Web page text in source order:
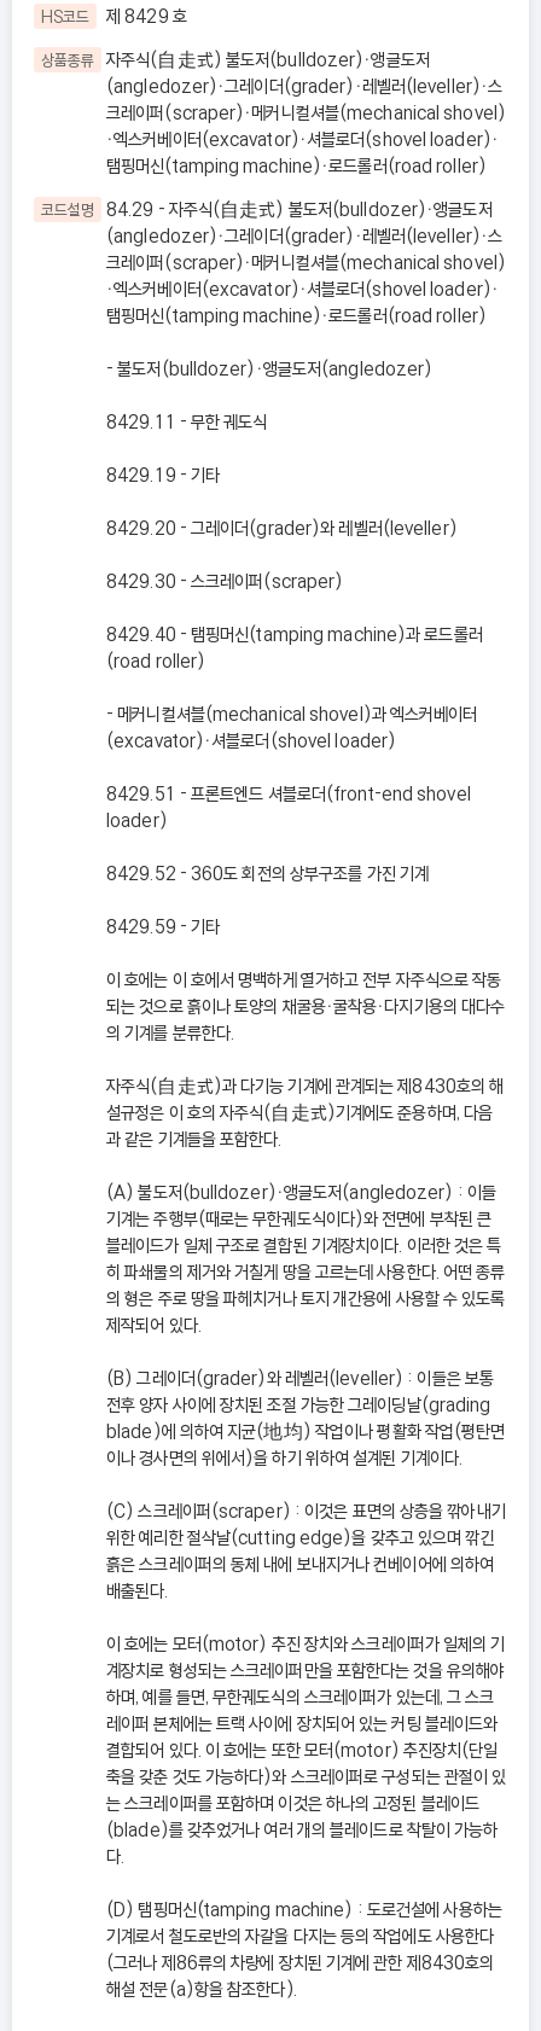
HS코드 제 8429 호
상품종류 자주식(自走式) 불도저(bulldozer)ㆍ앵글도저
(angledozer)ㆍ그레이더(grader)ㆍ레벨러(leveller)ㆍ스
크레이퍼(scraper)ㆍ메커니컬셔블(mechanical shovel)
ㆍ엑스커베이터(excavator)ㆍ셔블로더(shovel loader)ㆍ
탬핑머신(tamping machine)ㆍ로드롤러(road roller)
코드설명
84.29 - 자주식(自走式) 불도저(bulldozer)ㆍ앵글도저
(angledozer)ㆍ그레이더(grader)ㆍ레벨러(leveller)ㆍ스
크레이퍼(scraper)ㆍ메커니컬셔블(mechanical shovel)
ㆍ엑스커베이터(excavator)ㆍ셔블로더(shovel loader)ㆍ
탬핑머신(tamping machine)ㆍ로드롤러(road roller)
- 불도저(bulldozer)ㆍ앵글도저(angledozer)
8429.11 - 무한 궤도식
8429.19 - 기타
8429.20 - 그레이더(grader)와 레벨러(leveller)
8429.30 - 스크레이퍼(scraper)
8429.40 - 탬핑머신(tamping machine)과 로드롤러
(road roller)
- 메커니컬셔블(mechanical shovel)과 엑스커베이터
(excavator)ㆍ셔블로더(shovel loader)
8429.51 - 프론트엔드 셔블로더(front-end shovel
loader)
8429.52 - 360도 회전의 상부구조를 가진 기계
8429.59 - 기타
이 호에는 이 호에서 명백하게 열거하고 전부 자주식으로 작동
되는 것으로 흙이나 토양의 채굴용ㆍ굴착용ㆍ다지기용의 대다수
의 기계를 분류한다.
자주식(自走式)과 다기능 기계에 관계되는 제8430호의 해
설규정은 이 호의 자주식(自走式)기계에도 준용하며, 다음
과 같은 기계들을 포함한다.
(A) 불도저(bulldozer)ㆍ앵글도저(angledozer) : 이들
기계는 주행부(때로는 무한궤도식이다)와 전면에 부착된 큰
블레이드가 일체 구조로 결합된 기계장치이다. 이러한 것은 특
히 파쇄물의 제거와 거칠게 땅을 고르는데 사용한다. 어떤 종류
의 형은 주로 땅을 파헤치거나 토지 개간용에 사용할 수 있도록
제작되어 있다.
(B) 그레이더(grader)와 레벨러(leveller) : 이들은 보통
전후 양자 사이에 장치된 조절 가능한 그레이딩날(grading
blade)에 의하여 지균(地均) 작업이나 평활화 작업(평탄면
이나 경사면의 위에서)을 하기 위하여 설계된 기계이다.
(C) 스크레이퍼(scraper) : 이것은 표면의 상층을 깎아내기
위한 예리한 절삭날(cutting edge)을 갖추고 있으며 깎긴
흙은 스크레이퍼의 동체 내에 보내지거나 컨베이어에 의하여
배출된다.
이 호에는 모터(motor) 추진 장치와 스크레이퍼가 일체의 기
계장치로 형성되는 스크레이퍼만을 포함한다는 것을 유의해야
하며, 예를 들면, 무한궤도식의 스크레이퍼가 있는데, 그 스크
레이퍼 본체에는 트랙 사이에 장치되어 있는 커팅 블레이드와
결합되어 있다. 이 호에는 또한 모터(motor) 추진장치(단일
축을 갖춘 것도 가능하다)와 스크레이퍼로 구성되는 관절이 있
는 스크레이퍼를 포함하며 이것은 하나의 고정된 블레이드
(blade)를 갖추었거나 여러 개의 블레이드로 착탈이 가능하
다.
(D) 탬핑머신(tamping machine) : 도로건설에 사용하는
기계로서 철도로반의 자갈을 다지는 등의 작업에도 사용한다
(그러나 제86류의 차량에 장치된 기계에 관한 제8430호의
해설 전문(a)항을 참조한다).